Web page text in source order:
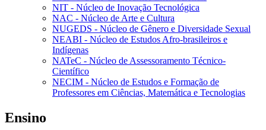
NIT - Núcleo de Inovação Tecnológica
NAC - Núcleo de Arte e Cultura
NUGEDS - Núcleo de Gênero e Diversidade Sexual
NEABI - Núcleo de Estudos Afro-brasileiros e
Indígenas
NATeC - Núcleo de Assessoramento Técnico-
Científico
NECIM - Núcleo de Estudos e Formação de
Professores em Ciências, Matemática e Tecnologias
Ensino